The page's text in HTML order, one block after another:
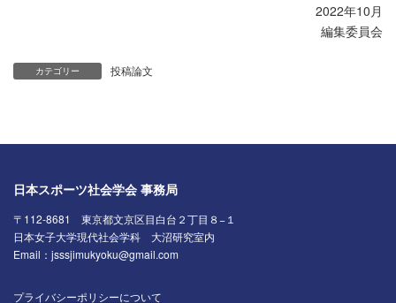
2022年10月
編集委員会
カテゴリー 投稿論文
日本スポーツ社会学会 事務局
〒112-8681 東京都文京区目白台２丁目８−１
日本女子大学現代社会学科 大沼研究室内
Email：jsssjimukyoku@gmail.com
プライバシーポリシーについて